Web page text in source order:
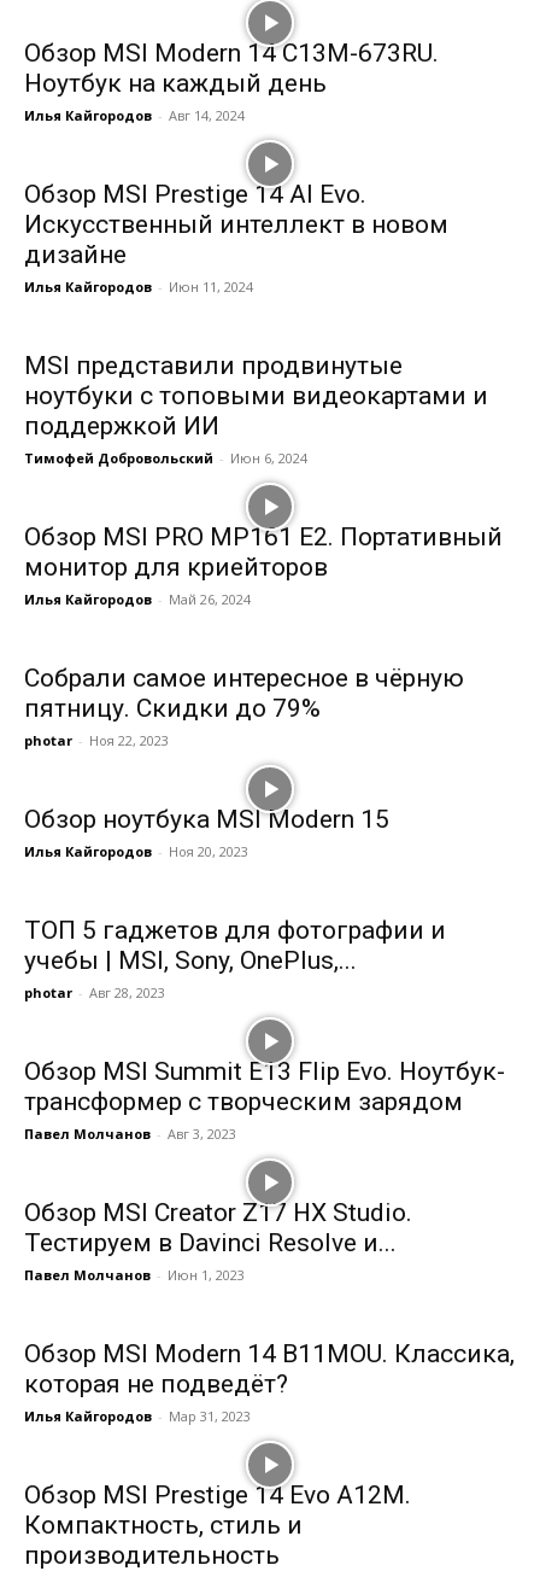
Обзор MSI Modern 14 C13M-673RU.
Ноутбук на каждый день
Илья Кайгородов - Авг 14, 2024
Обзор MSI Prestige 14 AI Evo.
Искусственный интеллект в новом
дизайне
Илья Кайгородов - Июн 11, 2024
MSI представили продвинутые
ноутбуки с топовыми видеокартами и
поддержкой ИИ
Тимофей Добровольский - Июн 6, 2024
Обзор MSI PRO MP161 E2. Портативный
монитор для криейторов
Илья Кайгородов - Май 26, 2024
Собрали самое интересное в чёрную
пятницу. Скидки до 79%
photar - Ноя 22, 2023
Обзор ноутбука MSI Modern 15
Илья Кайгородов - Ноя 20, 2023
ТОП 5 гаджетов для фотографии и
учебы | MSI, Sony, OnePlus,...
photar - Авг 28, 2023
Обзор MSI Summit E13 Flip Evo. Ноутбук-
трансформер с творческим зарядом
Павел Молчанов - Авг 3, 2023
Обзор MSI Creator Z17 HX Studio.
Тестируем в Davinci Resolve и...
Павел Молчанов - Июн 1, 2023
Обзор MSI Modern 14 B11MOU. Классика,
которая не подведёт?
Илья Кайгородов - Мар 31, 2023
Обзор MSI Prestige 14 Evo A12M.
Компактность, стиль и
производительность